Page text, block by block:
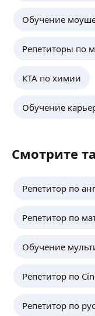
Обучение
Репетиторы по
КТА по химии
Обучение
Смотрите
Репетитор по
Репетитор по
Обучение
Репетитор по
Репетитор по